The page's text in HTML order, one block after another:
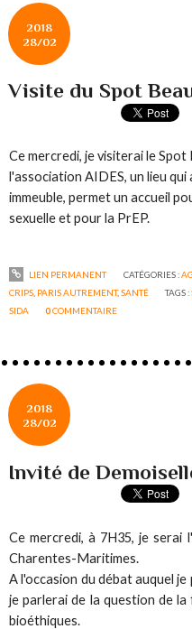
2018
28/02
Visite du Spot
Ce mercredi, je visiterai le
l'association AIDES, un lieu qui
immeuble, permet un accueil
sexuelle et pour la PrEP.
LIEN PERMANENT CATÉGORIES :
CRIPS PARIS AUTREMENT,SANTÉ TAGS :
SIDA
0COMMENTAIRE
2018
28/02
Invité de
Ce mercredi, à 7H35, je serai
Charentes-Maritimes.
A l'occasion du débat auquel
je parlerai de la question de
bioéthiques.